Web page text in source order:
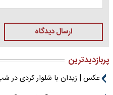
ارسال دیدگاه
پربازدیدترین
عکس | زیدان با شلوار کردی در